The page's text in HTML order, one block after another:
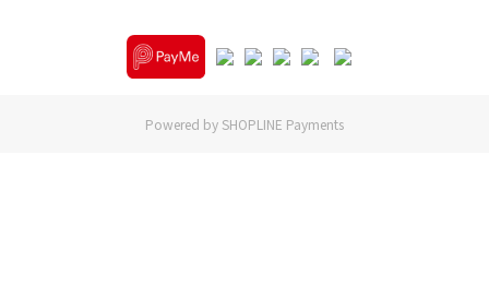
Powered by SHOPLINE Payments